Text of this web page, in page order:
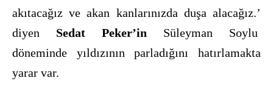
akıtacağız ve akan kanlarınızda duşa alacağız.’
diyen Sedat Peker’in Süleyman Soylu
döneminde yıldızının parladığını hatırlamakta
yarar var.